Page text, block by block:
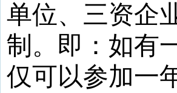
单位、三资企
制。即：如有
仅可以参加一